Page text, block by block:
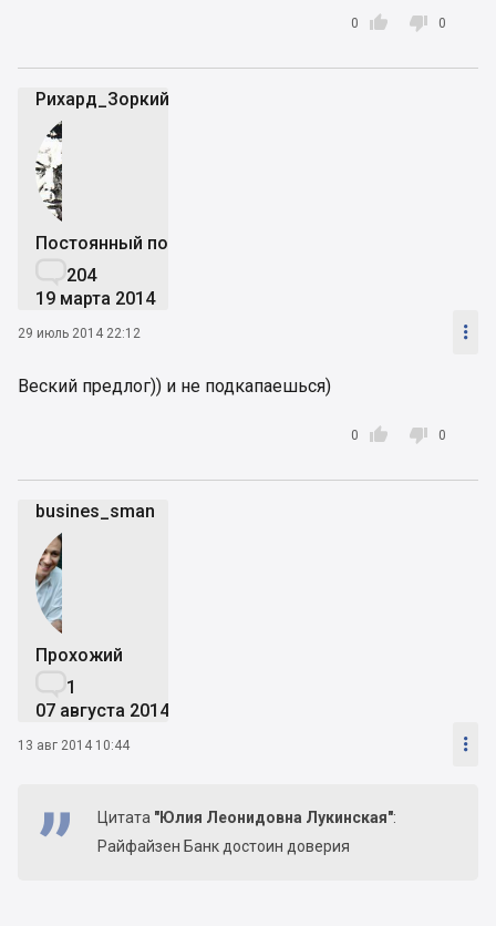

0  0
Рихард_Зоркий
Постоянный пользователь
204
19 марта 2014
29 июль 2014 22:12 
Веский предлог)) и не подкапаешься)

0  0
busines_sman
Прохожий
1
07 августа 2014
13 авг 2014 10:44 
Цитата "Юлия Леонидовна Лукинская":
Райфайзен Банк достоин доверия